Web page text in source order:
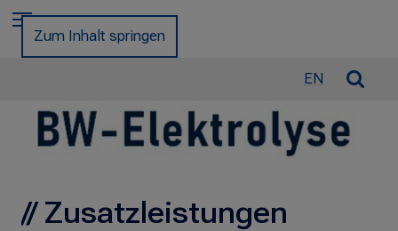
Zum Inhalt springen
EN
e
a
c
Menu
// Zusatzleistungen